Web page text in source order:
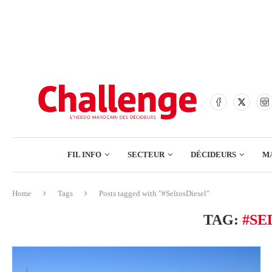
COMMERCE
FIL INFO SECTEUR
BOURSE
DÉCIDEURS
Home Tags Posts tagged with "#SeltosDiesel"
TAG: